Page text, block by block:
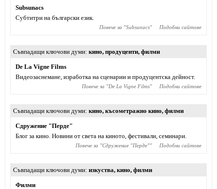
Subsunacs
Субтитри на български език.
Повече за "Subsunacs" Подобни сайтове
Съвпадащи ключови думи кино, продуценти, филми
De La Vigne Films
Видеозаснемане, изработка на сценарии и продуцентска дейност.
Повече за "De La Vigne Films" Подобни сайтове
Съвпадащи ключови думи кино, късометражно кино, филми
Сдружение "Перде"
Блог за кино. Новини от света на киното, фестивали, семинари.
Повече за "Сдружение "Перде"" Подобни сайтове
Съвпадащи ключови думи изкуства, кино, филми
Филми